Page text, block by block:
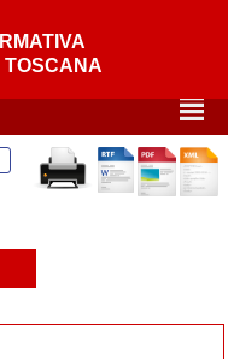
TOSCANA
²